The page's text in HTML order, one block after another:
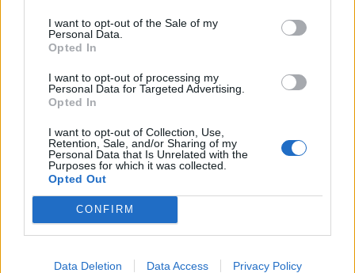
I want to opt-out of the Sale of my
Personal Data.
Opted In
I want to opt-out of processing my
Personal Data for Targeted Advertising.
Opted In
I want to opt-out of Collection, Use,
Retention, Sale, and/or Sharing of my
Personal Data that Is Unrelated with the
Purposes for which it was collected.
Opted Out
CONFIRM
Data Deletion Data Access Privacy Policy
ΟΗΕ: Οι συγκρούσεις στη
εκατομμύρια ανθρώπους
στην πείνα
05/06/2026 - 13:45
Ρουμανία: Ένα drone
λιμάνι στη Μαύρη
Θάλασσα- Τρία ακόμη
εντοπίσθηκαν